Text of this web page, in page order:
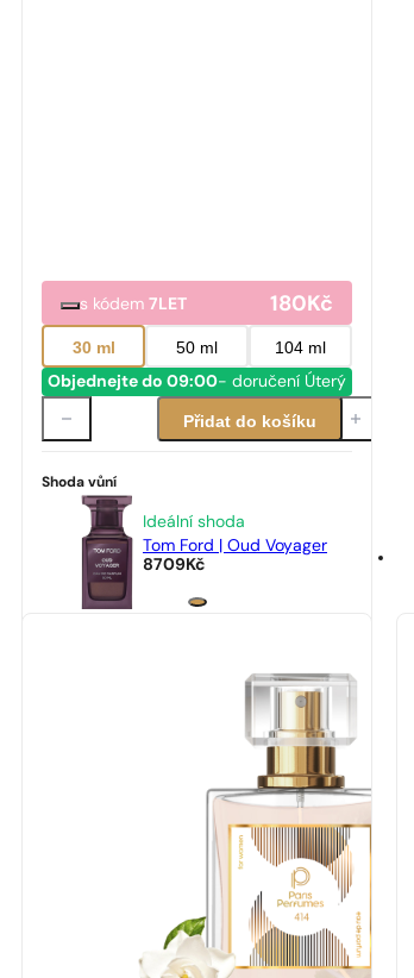
s kódem 7LET 180Kč
30 ml 50 ml 104 ml
Objednejte do 09:00- doručení Úterý
Přidat do košíku
Shoda vůní
Ideální shoda
Tom Ford | Oud Voyager
8709Kč